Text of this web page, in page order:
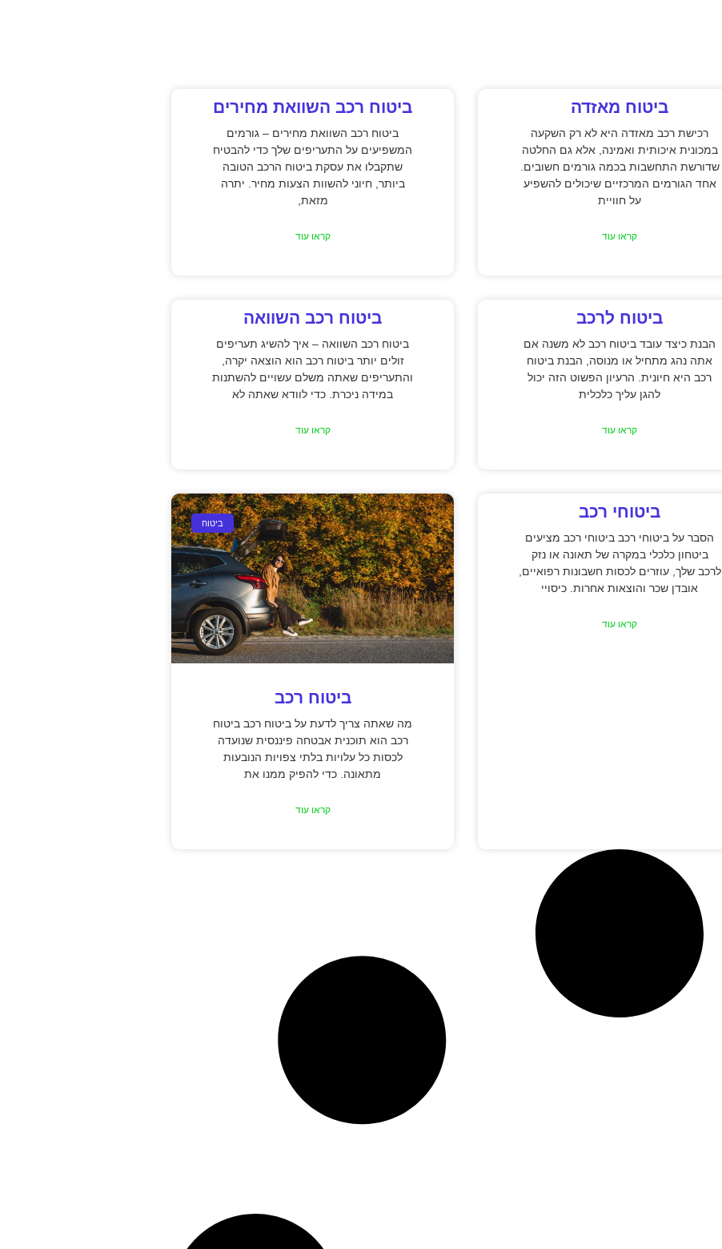
ביטוח מאזדה
רכישת רכב מאזדה היא לא רק השקעה
במכונית איכותית ואמינה, אלא גם החלטה
שדורשת התחשבות בכמה גורמים חשובים.
אחד הגורמים המרכזיים שיכולים להשפיע
על חוויית
קראו עוד
ביטוח רכב השוואת מחירים
ביטוח רכב השוואת מחירים – גורמים
המשפיעים על התעריפים שלך כדי להבטיח
שתקבלו את עסקת ביטוח הרכב הטובה
ביותר, חיוני להשוות הצעות מחיר. יתרה
מזאת,
קראו עוד
ביטוח לרכב
הבנת כיצד עובד ביטוח רכב לא משנה אם
אתה נהג מתחיל או מנוסה, הבנת ביטוח
רכב היא חיונית. הרעיון הפשוט הזה יכול
להגן עליך כלכלית
קראו עוד
ביטוח רכב השוואה
ביטוח רכב השוואה – איך להשיג תעריפים
זולים יותר ביטוח רכב הוא הוצאה יקרה,
והתעריפים שאתה משלם עשויים להשתנות
במידה ניכרת. כדי לוודא שאתה לא
קראו עוד
ביטוחי רכב
הסבר על ביטוחי רכב ביטוחי רכב מציעים
ביטחון כלכלי במקרה של תאונה או נזק
לרכב שלך, עוזרים לכסות חשבונות רפואיים,
אובדן שכר והוצאות אחרות. כיסויי
קראו עוד
ביטוח
ביטוח רכב
מה שאתה צריך לדעת על ביטוח רכב ביטוח
רכב הוא תוכנית אבטחה פיננסית שנועדה
לכסות כל עלויות בלתי צפויות הנובעות
מתאונה. כדי להפיק ממנו את
קראו עוד